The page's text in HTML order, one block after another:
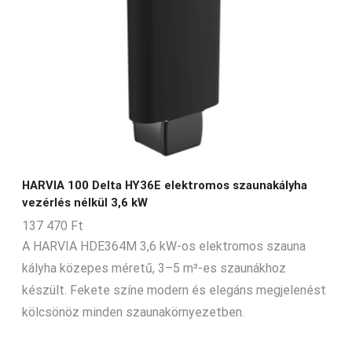
HARVIA 100 Delta HY36E elektromos szaunakályha
vezérlés nélkül 3,6 kW
137 470 Ft
A HARVIA HDE364M 3,6 kW-os elektromos szauna
kályha közepes méretű, 3–5 m³-es szaunákhoz
készült. Fekete színe modern és elegáns megjelenést
kölcsönöz minden szaunakörnyezetben.